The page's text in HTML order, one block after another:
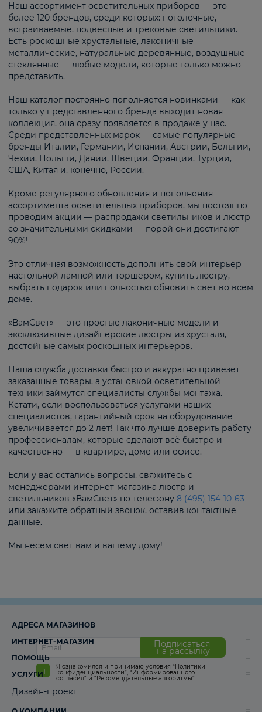
Наш ассортимент осветительных приборов — это
более 120 брендов, среди которых: потолочные,
встраиваемые, подвесные и трековые светильники.
Есть роскошные хрустальные, лаконичные
металлические, натуральные деревянные, воздушные
стеклянные — любые модели, которые только можно
представить.
Наш каталог постоянно пополняется новинками — как
только у представленного бренда выходит новая
коллекция, она сразу появляется в продаже у нас.
Среди представленных марок — самые популярные
бренды Италии, Германии, Испании, Австрии, Бельгии,
Чехии, Польши, Дании, Швеции, Франции, Турции,
США, Китая и, конечно, России.
Кроме регулярного обновления и пополнения
ассортимента осветительных приборов, мы постоянно
проводим акции — распродажи светильников и люстр
со значительными скидками — порой они достигают
90%!
Это отличная возможность дополнить свой интерьер
настольной лампой или торшером, купить люстру,
выбрать подарок или полностью обновить свет во всем
доме.
«ВамСвет» — это простые лаконичные модели и
эксклюзивные дизайнерские люстры из хрусталя,
достойные самых роскошных интерьеров.
Наша служба доставки быстро и аккуратно привезет
заказанные товары, а установкой осветительной
техники займутся специалисты службы монтажа.
Кстати, если воспользоваться услугами наших
специалистов, гарантийный срок на оборудование
увеличивается до 2 лет! Так что лучше доверить работу
профессионалам, которые сделают всё быстро и
качественно — в квартире, доме или офисе.
Если у вас остались вопросы, свяжитесь с
менеджерами интернет-магазина люстр и
светильников «ВамСвет» по телефону 8 (495) 154-10-63
или закажите обратный звонок, оставив контактные
данные.
Мы несем свет вам и вашему дому!
Подписаться
на рассылку
Я ознакомился и принимаю условия “Политики
конфиденциальности”, “Информированного
согласия“ и “Рекомендательные алгоритмы“
АДРЕСА МАГАЗИНОВ
ИНТЕРНЕТ-МАГАЗИН
ПОМОЩЬ
УСЛУГИ
Дизайн-проект